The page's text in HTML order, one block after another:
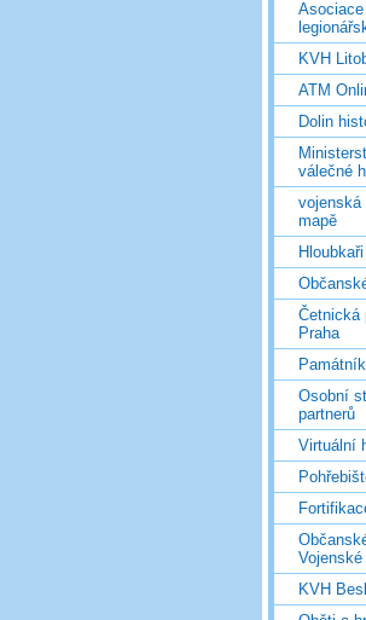
KVH
ATM
Dolin
válečné
mapě
Hloubkaři
Četnická
Praha
Osobní
partnerů
Virtuální
KVH